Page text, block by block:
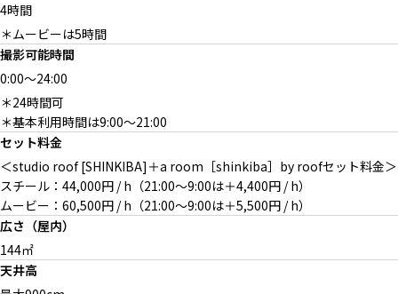
4時間
＊ムービーは5時間
撮影可能時間
0:00～24:00
＊24時間可
＊基本利用時間は9:00〜21:00
セット料金
＜studio roof [SHINKIBA]＋a room［shinkiba］by roofセット料金＞
スチール：44,000円 / h（21:00〜9:00は＋4,400円 / h）
ムービー：60,500円 / h（21:00〜9:00は＋5,500円 / h）
広さ（屋内）
144㎡
天井高